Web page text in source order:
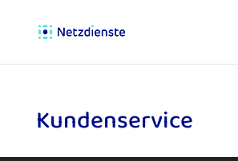
Kundenservice